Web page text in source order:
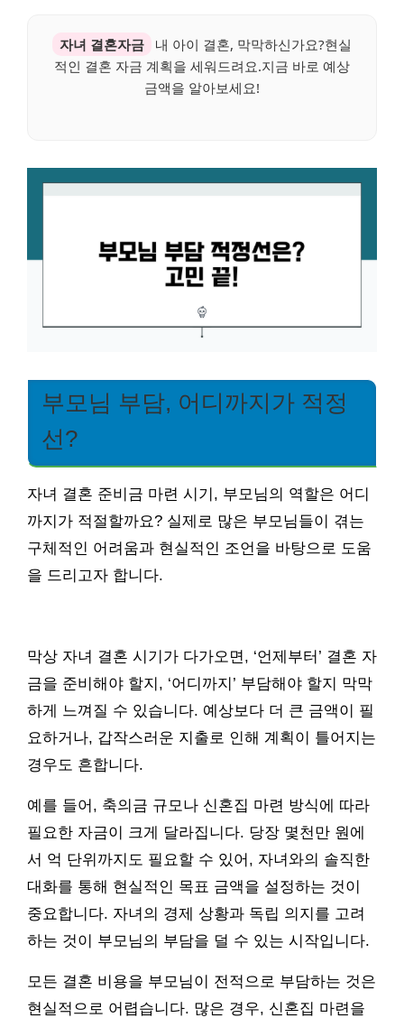
자녀 결혼자금
내 아이 결혼, 막막하신가요?현실
적인 결혼 자금 계획을 세워드려요.지금 바로 예상
금액을 알아보세요!
부모님 부담, 어디까지가 적정
선?
자녀 결혼 준비금 마련 시기, 부모님의 역할은 어디
까지가 적절할까요? 실제로 많은 부모님들이 겪는
구체적인 어려움과 현실적인 조언을 바탕으로 도움
을 드리고자 합니다.
막상 자녀 결혼 시기가 다가오면, ‘언제부터’ 결혼 자
금을 준비해야 할지, ‘어디까지’ 부담해야 할지 막막
하게 느껴질 수 있습니다. 예상보다 더 큰 금액이 필
요하거나, 갑작스러운 지출로 인해 계획이 틀어지는
경우도 흔합니다.
예를 들어, 축의금 규모나 신혼집 마련 방식에 따라
필요한 자금이 크게 달라집니다. 당장 몇천만 원에
서 억 단위까지도 필요할 수 있어, 자녀와의 솔직한
대화를 통해 현실적인 목표 금액을 설정하는 것이
중요합니다. 자녀의 경제 상황과 독립 의지를 고려
하는 것이 부모님의 부담을 덜 수 있는 시작입니다.
모든 결혼 비용을 부모님이 전적으로 부담하는 것은
현실적으로 어렵습니다. 많은 경우, 신혼집 마련을